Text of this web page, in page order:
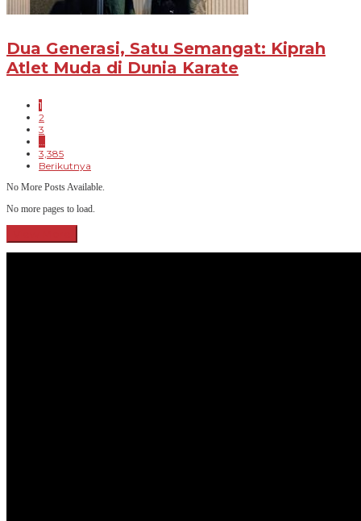
Dua Generasi, Satu Semangat: Kiprah
Atlet Muda di Dunia Karate
1
2
3
3,385
Berikutnya
No More Posts Available.
No more pages to load.